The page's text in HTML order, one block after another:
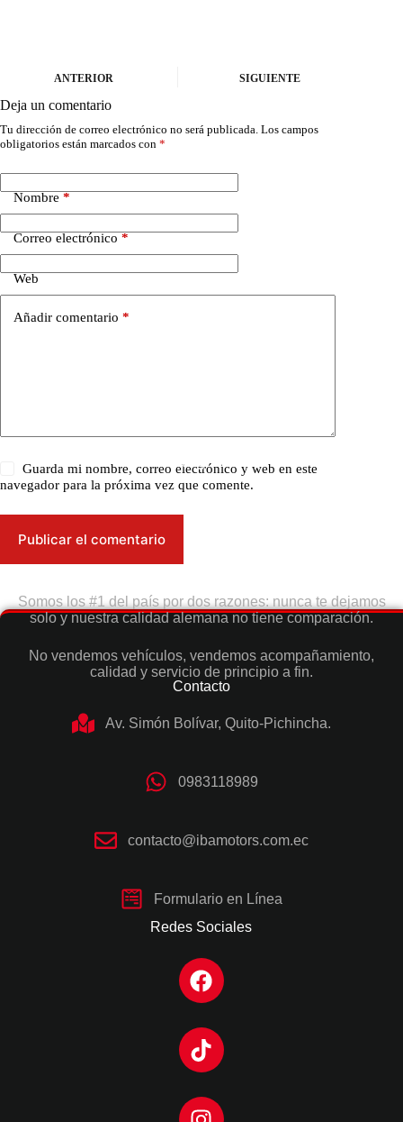
ANTERIOR SIGUIENTE
Deja un comentario
Tu dirección de correo electrónico no será publicada. Los campos
obligatorios están marcados con *
Nombre *
Correo electrónico *
Web
Añadir comentario *
Guarda mi nombre, correo electrónico y web en este
navegador para la próxima vez que comente.
Publicar el comentario
Somos los #1 del país por dos razones: nunca te dejamos
solo y nuestra calidad alemana no tiene comparación.
No vendemos vehículos, vendemos acompañamiento,
calidad y servicio de principio a fin.
Categorías
Contacto
Av. Simón Bolívar, Quito-Pichincha.
0983118989
contacto@ibamotors.com.ec
Formulario en Línea
Redes Sociales